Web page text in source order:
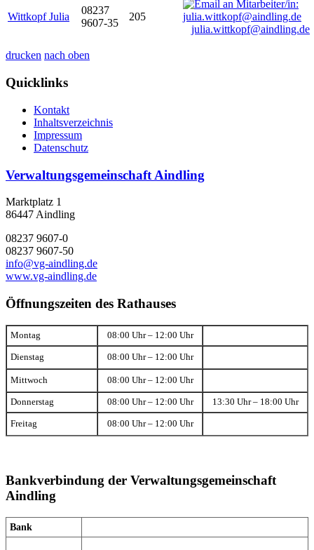
Wittkopf Julia
08237
9607-35
205
julia.wittkopf@aindling.de
drucken nach oben
Quicklinks
Kontakt
Inhaltsverzeichnis
Impressum
Datenschutz
Verwaltungsgemeinschaft Aindling
Marktplatz 1
86447 Aindling
08237 9607-0
08237 9607-50
info@vg-aindling.de
www.vg-aindling.de
Öffnungszeiten des Rathauses
Montag 08:00 Uhr – 12:00 Uhr
Dienstag 08:00 Uhr – 12:00 Uhr
Mittwoch 08:00 Uhr – 12:00 Uhr
Donnerstag 08:00 Uhr – 12:00 Uhr 13:30 Uhr – 18:00 Uhr
Freitag 08:00 Uhr – 12:00 Uhr
Bankverbindung der Verwaltungsgemeinschaft
Aindling
Bank